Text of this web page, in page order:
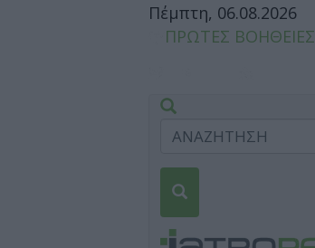
Πέμπτη, 06.08.2026
ΠΡΩΤΕΣ ΒΟΗΘΕΙΕΣ